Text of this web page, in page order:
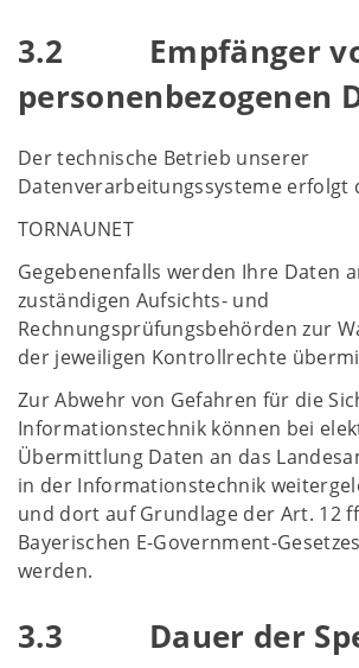
3.2 Empfänger
personenbezogenen
Der technische Betrieb unserer
Datenverarbeitungssysteme erfolgt
TORNAUNET
Gegebenenfalls werden Ihre Daten
zuständigen Aufsichts- und
Rechnungsprüfungsbehörden zur
der jeweiligen Kontrollrechte
Zur Abwehr von Gefahren für die
Informationstechnik können bei
Übermittlung Daten an das
in der Informationstechnik
und dort auf Grundlage der Art. 12
Bayerischen E-Government-
werden.
3.3 Dauer der